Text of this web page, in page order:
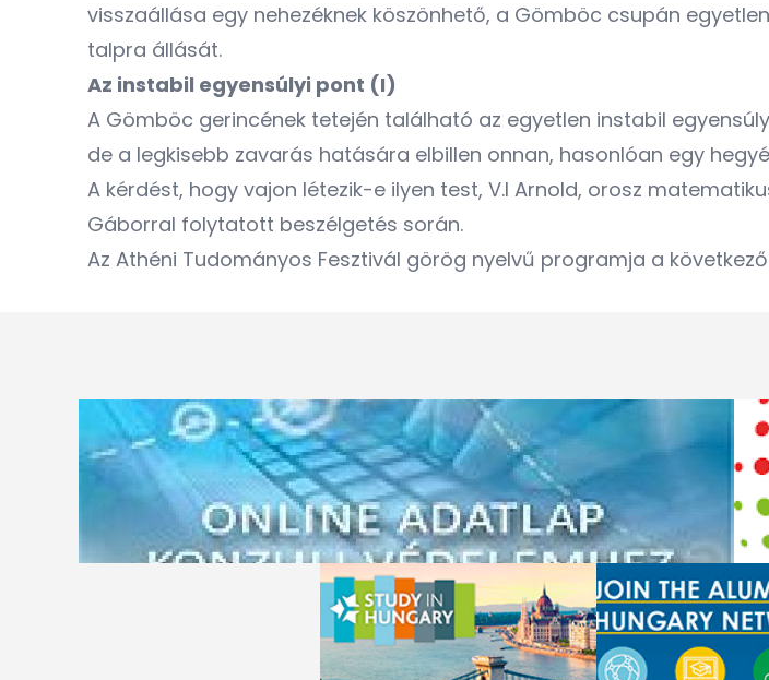
visszaállása egy nehezéknek köszönhető, a Gömböc csupán
talpra állását.
Az instabil egyensúlyi pont (I)
A Gömböc gerincének tetején található az egyetlen instabil
de a legkisebb zavarás hatására elbillen onnan, hasonlóan egy
A kérdést, hogy vajon létezik-e ilyen test, V.I Arnold, orosz
Gáborral folytatott beszélgetés során.
Az Athéni Tudományos Fesztivál görög nyelvű programja a